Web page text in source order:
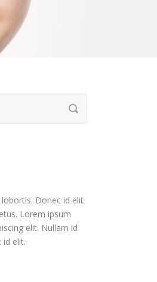
Donec id elit
Lorem ipsum
elit. Nullam id
id elit.